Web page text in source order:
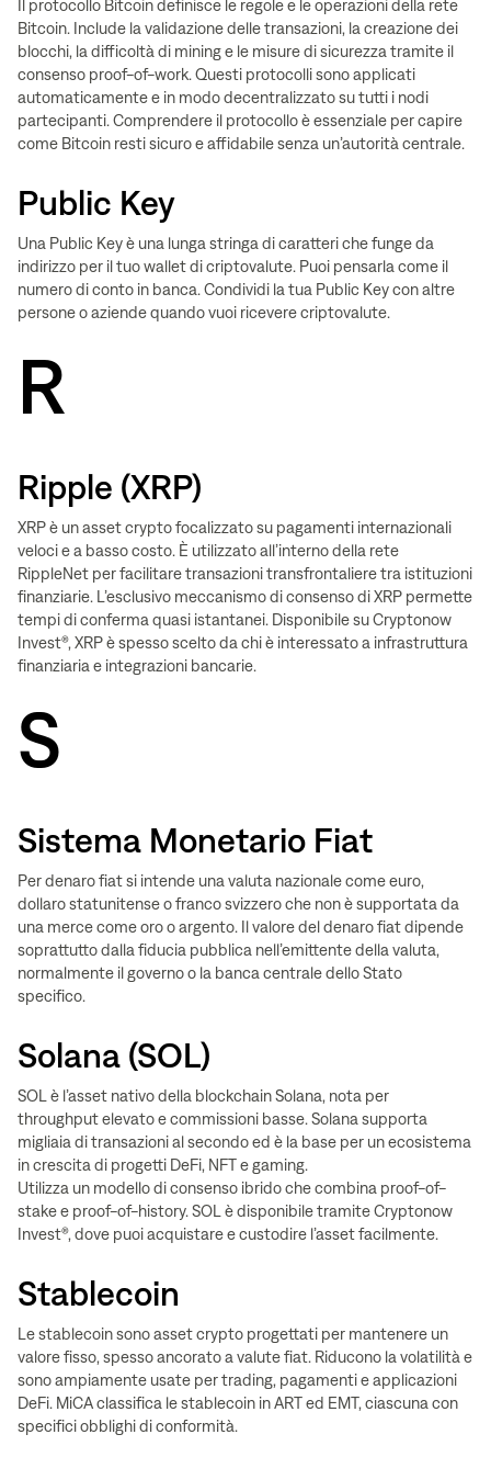
Il protocollo Bitcoin definisce le regole e le operazioni della rete
Bitcoin. Include la validazione delle transazioni, la creazione dei
blocchi, la difficoltà di mining e le misure di sicurezza tramite il
consenso proof-of-work. Questi protocolli sono applicati
automaticamente e in modo decentralizzato su tutti i nodi
partecipanti. Comprendere il protocollo è essenziale per capire
come Bitcoin resti sicuro e affidabile senza un’autorità centrale.
Public Key
Una Public Key è una lunga stringa di caratteri che funge da
indirizzo per il tuo wallet di criptovalute. Puoi pensarla come il
numero di conto in banca. Condividi la tua Public Key con altre
persone o aziende quando vuoi ricevere criptovalute.
R
Ripple (XRP)
XRP è un asset crypto focalizzato su pagamenti internazionali
veloci e a basso costo. È utilizzato all’interno della rete
RippleNet per facilitare transazioni transfrontaliere tra istituzioni
finanziarie. L’esclusivo meccanismo di consenso di XRP permette
tempi di conferma quasi istantanei. Disponibile su Cryptonow
Invest®, XRP è spesso scelto da chi è interessato a infrastruttura
finanziaria e integrazioni bancarie.
S
Sistema Monetario Fiat
Per denaro fiat si intende una valuta nazionale come euro,
dollaro statunitense o franco svizzero che non è supportata da
una merce come oro o argento. Il valore del denaro fiat dipende
soprattutto dalla fiducia pubblica nell’emittente della valuta,
normalmente il governo o la banca centrale dello Stato
specifico.
Solana (SOL)
SOL è l’asset nativo della blockchain Solana, nota per
throughput elevato e commissioni basse. Solana supporta
migliaia di transazioni al secondo ed è la base per un ecosistema
in crescita di progetti DeFi, NFT e gaming.
Utilizza un modello di consenso ibrido che combina proof-of-
stake e proof-of-history. SOL è disponibile tramite Cryptonow
Invest®, dove puoi acquistare e custodire l’asset facilmente.
Stablecoin
Le stablecoin sono asset crypto progettati per mantenere un
valore fisso, spesso ancorato a valute fiat. Riducono la volatilità e
sono ampiamente usate per trading, pagamenti e applicazioni
DeFi. MiCA classifica le stablecoin in ART ed EMT, ciascuna con
specifici obblighi di conformità.